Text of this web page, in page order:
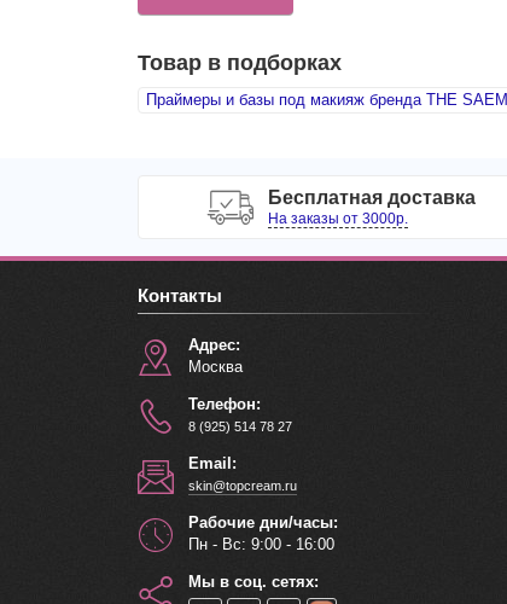
Товар в подборках
Праймеры и базы под макияж бренда THE SAEM
Бесплатная доставка
На заказы от 3000р.
Контакты
Адрес:
Москва
Телефон:
8 (925) 514 78 27
Email:
skin@topcream.ru
Рабочие дни/часы:
Пн - Вс: 9:00 - 16:00
Мы в соц. сетях: